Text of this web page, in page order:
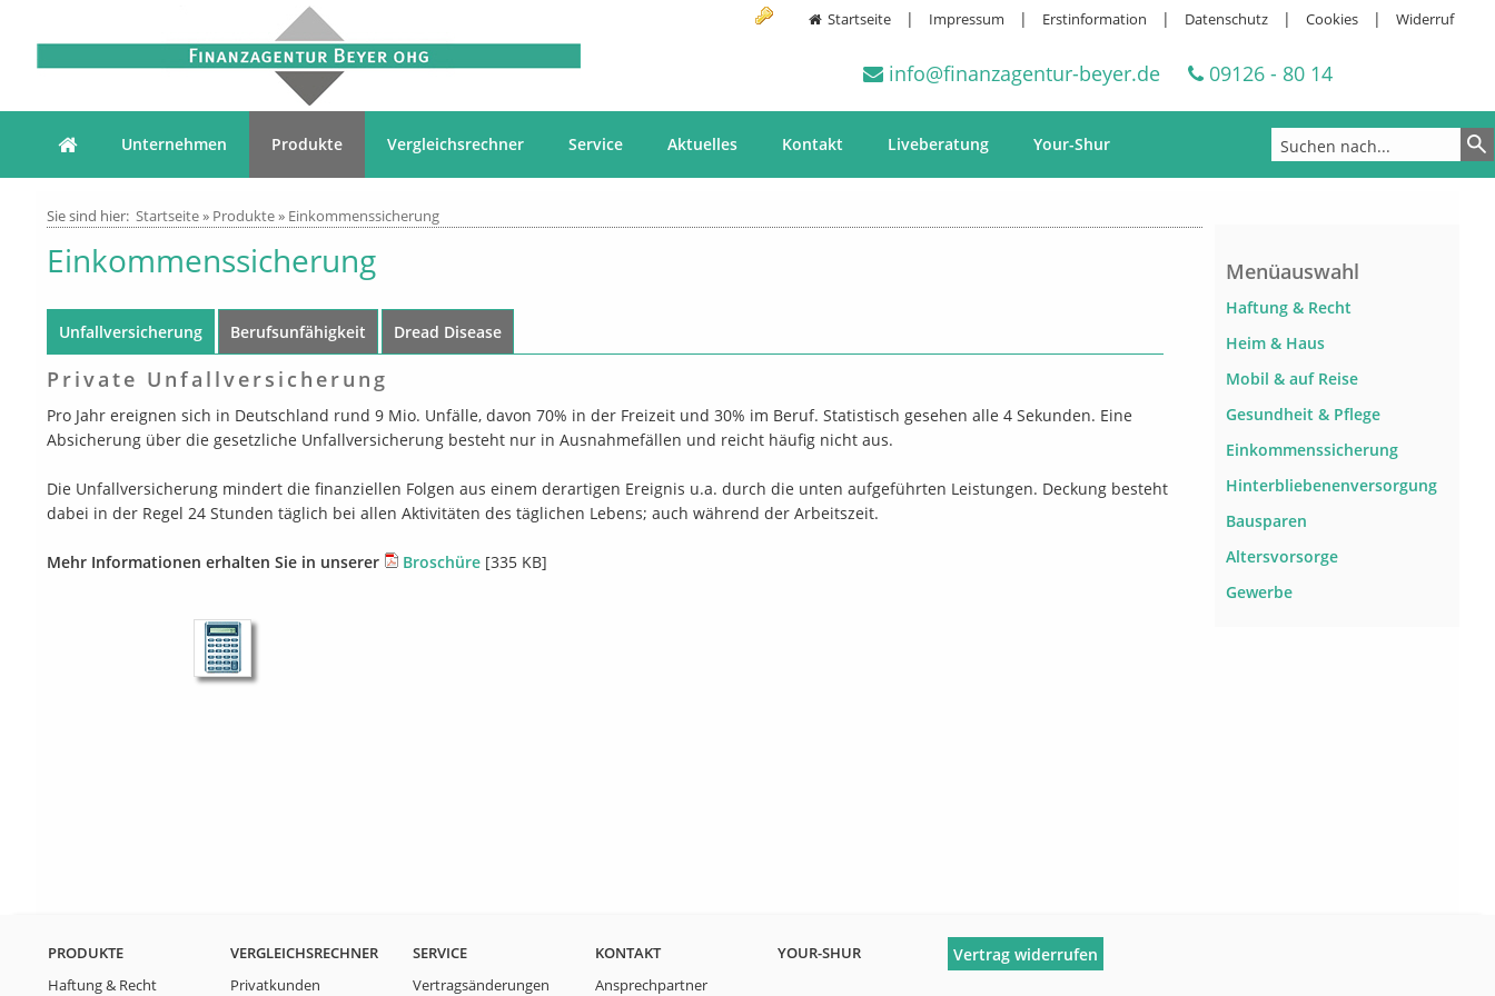
Startseite | Impressum | Erstinformation | Datenschutz | Cookies | Widerruf
info@finanzagentur-beyer.de 09126 - 80 14
Unternehmen Produkte Vergleichsrechner Service Aktuelles Kontakt Liveberatung Your-Shur
Sie sind hier: Startseite» Produkte» Einkommenssicherung
Einkommenssicherung
Unfallversicherung Berufsunfähigkeit Dread Disease
Private Unfallversicherung
Pro Jahr ereignen sich in Deutschland rund 9 Mio. Unfälle, davon 70% in der Freizeit und 30% im Beruf. Statistisch gesehen alle 4 Sekunden. Eine
Absicherung über die gesetzliche Unfallversicherung besteht nur in Ausnahmefällen und reicht häufig nicht aus.
Die Unfallversicherung mindert die finanziellen Folgen aus einem derartigen Ereignis u.a. durch die unten aufgeführten Leistungen. Deckung besteht
dabei in der Regel 24 Stunden täglich bei allen Aktivitäten des täglichen Lebens; auch während der Arbeitszeit.
Mehr Informationen erhalten Sie in unserer Broschüre [335 KB]
Menüauswahl
Haftung & Recht
Heim & Haus
Mobil & auf Reise
Gesundheit & Pflege
Einkommenssicherung
Hinterbliebenenversorgung
Bausparen
Altersvorsorge
Gewerbe
PRODUKTE
Haftung & Recht
VERGLEICHSRECHNER
Privatkunden
SERVICE
Vertragsänderungen
KONTAKT
Ansprechpartner
YOUR-SHUR Vertrag widerrufen